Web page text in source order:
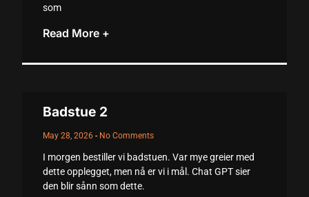
som
Read More +
Badstue 2
May 28, 2026 No Comments
I morgen bestiller vi badstuen. Var mye greier med
dette opplegget, men nå er vi i mål. Chat GPT sier
den blir sånn som dette.